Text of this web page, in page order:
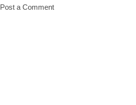
Post a Comment